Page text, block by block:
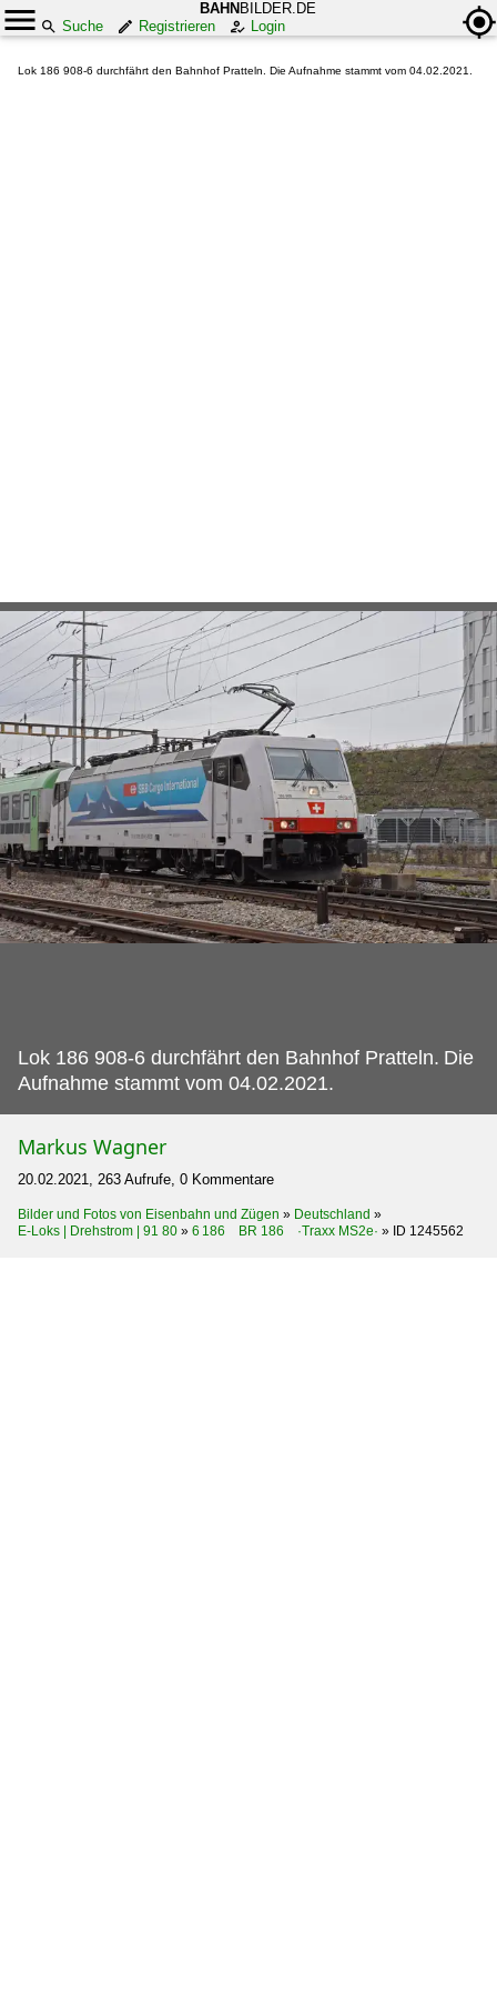
BAHN BILDER.DE
Suche
Registrieren Login
Lok 186 908-6 durchfährt den Bahnhof Pratteln. Die Aufnahme stammt vom 04.02.2021.
Lok 186 908-6 durchfährt den Bahnhof Pratteln. Die
Aufnahme stammt vom 04.02.2021.
Markus Wagner
20.02.2021, 263 Aufrufe, 0 Kommentare
Bilder und Fotos von Eisenbahn und Zügen » Deutschland »
E-Loks | Drehstrom | 91 80 » 6 186 BR 186 ·Traxx MS2e· » ID 1245562